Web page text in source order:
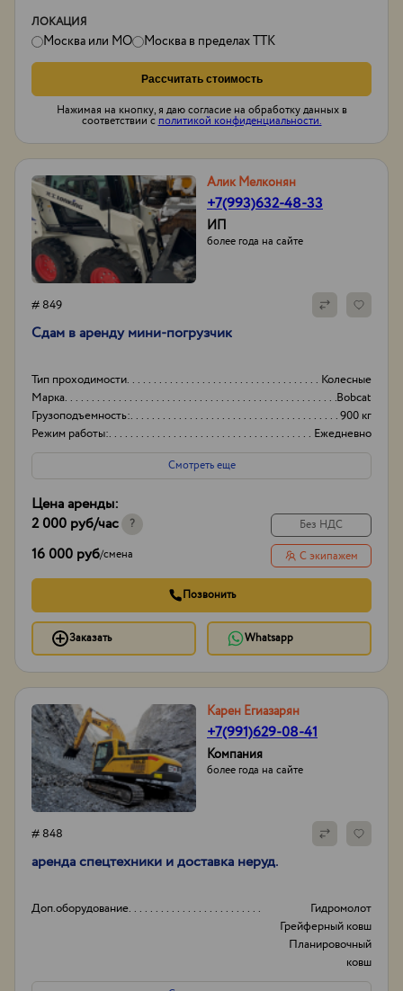
ЛОКАЦИЯ
Москва или МО Москва в пределах ТТК
Рассчитать стоимость
Нажимая на кнопку, я даю согласие на обработку данных в
соответствии с политикой конфиденциальности.
Алик Мелконян
+7(993)632-48-33
ИП
более года на сайте
# 849
Сдам в аренду мини-погрузчик
Тип проходимости
Колесные
Марка
Bobcat
Грузоподъемность:
900 кг
Режим работы:
Ежедневно
Смотреть еще
Цена аренды:
2 000 руб/час ?
16 000 руб/смена
Без НДС
С экипажем
Позвонить
Заказать Whatsapp
Карен Егиазарян
+7(991)629-08-41
Компания
более года на сайте
# 848
аренда спецтехники и доставка неруд.
Доп.оборудование
Гидромолот
Грейферный ковш
Планировочный
ковш
И другое...